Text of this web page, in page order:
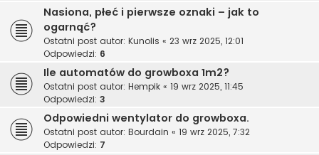
Nasiona, płeć i pierwsze oznaki – jak to
ogarnąć?
Ostatni post autor: Kunolis « 23 wrz 2025, 12:01
Odpowiedzi: 6
Ile automatów do growboxa 1m2?
Ostatni post autor: Hempik « 19 wrz 2025, 11:45
Odpowiedzi: 3
Odpowiedni wentylator do growboxa.
Ostatni post autor: Bourdain « 19 wrz 2025, 7:32
Odpowiedzi: 7